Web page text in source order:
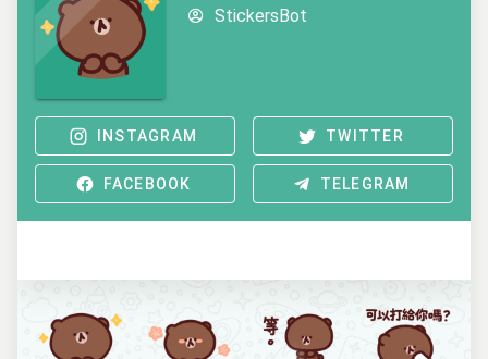
StickersBot
INSTAGRAM TWITTER
FACEBOOK TELEGRAM